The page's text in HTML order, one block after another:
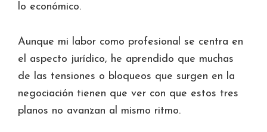
lo económico.
Aunque mi labor como profesional se centra en
el aspecto jurídico, he aprendido que muchas
de las tensiones o bloqueos que surgen en la
negociación tienen que ver con que estos tres
planos no avanzan al mismo ritmo.